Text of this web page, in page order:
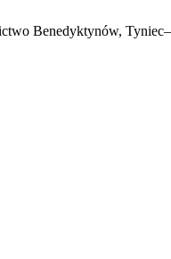
Benedyktynów,